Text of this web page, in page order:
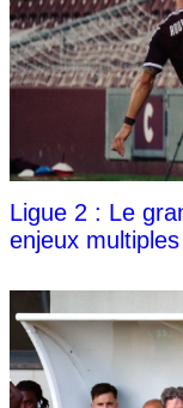
Ligue 2 : Le
enjeux multiples